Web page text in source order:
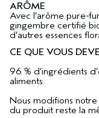
ARÔME
Avec l’arôme pure-
gingembre certifié
d’autres essences
CE QUE VOUS
96 % d’ingrédients
aliments.
Nous modifions notre
du produit reste la